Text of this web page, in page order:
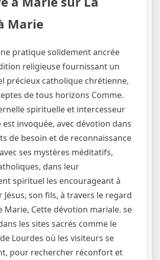
Marie
pratique solidement ancrée
religieuse fournissant un
précieux catholique chrétienne,
de tous horizons Comme.
spirituelle et intercesseur
est invoquée, avec dévotion dans
de besoin et de reconnaissance
ses mystères méditatifs,
dans leur
spirituel les encourageant à
Jésus, son fils, à travers le regard
Marie, Cette dévotion mariale. se
les sites sacrés comme le
Lourdes où les visiteurs se
pour rechercher réconfort et